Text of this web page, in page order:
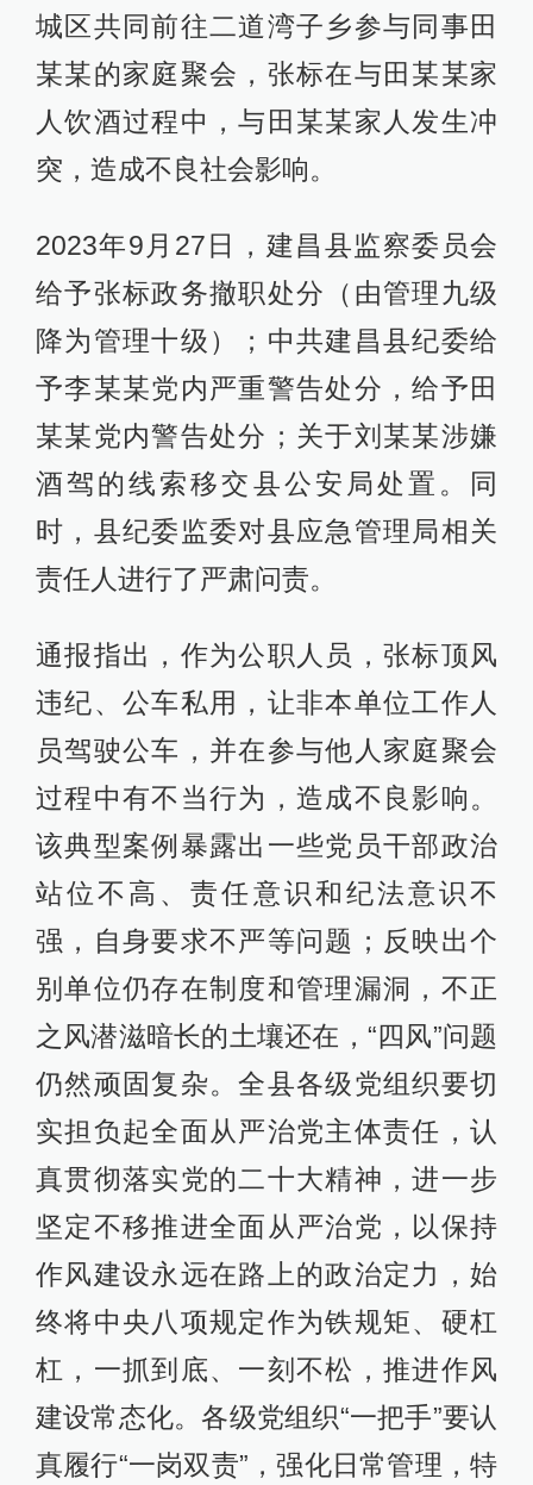
城区共同前往二道湾子乡参与同事田
某某的家庭聚会，张标在与田某某家
人饮酒过程中，与田某某家人发生冲
突，造成不良社会影响。
2023年9月27日，建昌县监察委员会
给予张标政务撤职处分（由管理九级
降为管理十级）；中共建昌县纪委给
予李某某党内严重警告处分，给予田
某某党内警告处分；关于刘某某涉嫌
酒驾的线索移交县公安局处置。同
时，县纪委监委对县应急管理局相关
责任人进行了严肃问责。
通报指出，作为公职人员，张标顶风
违纪、公车私用，让非本单位工作人
员驾驶公车，并在参与他人家庭聚会
过程中有不当行为，造成不良影响。
该典型案例暴露出一些党员干部政治
站位不高、责任意识和纪法意识不
强，自身要求不严等问题；反映出个
别单位仍存在制度和管理漏洞，不正
之风潜滋暗长的土壤还在，“四风”问题
仍然顽固复杂。全县各级党组织要切
实担负起全面从严治党主体责任，认
真贯彻落实党的二十大精神，进一步
坚定不移推进全面从严治党，以保持
作风建设永远在路上的政治定力，始
终将中央八项规定作为铁规矩、硬杠
杠，一抓到底、一刻不松，推进作风
建设常态化。各级党组织“一把手”要认
真履行“一岗双责”，强化日常管理，特